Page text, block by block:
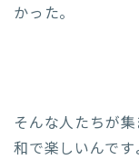
かった。
そんな人たちが
和で楽しいんです